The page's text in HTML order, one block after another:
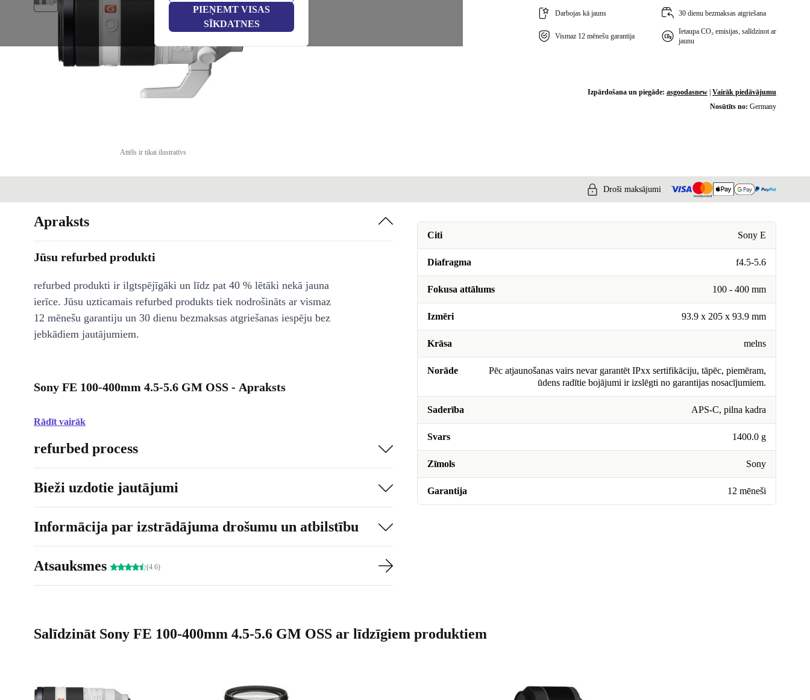
PIEŅEMT VISAS
SĪKDATNES
Attēls ir tikai ilustratīvs
Darbojas kā jauns 30 dienu bezmaksas atgriešana
Vismaz 12 mēnešu garantija
Ietaupa CO₂ emisijas, salīdzinot ar
jaunu
Izpārdošana un piegāde: asgoodasnew| Vairāk piedāvājumu
Nosūtīts no: Germany
Droši maksājumi
Citi Sony E
Diafragma f4.5-5.6
Fokusa attālums 100 - 400 mm
Izmēri 93.9 x 205 x 93.9 mm
Krāsa melns
Norāde
Pēc atjaunošanas vairs nevar garantēt IPxx sertifikāciju, tāpēc, piemēram,
ūdens radītie bojājumi ir izslēgti no garantijas nosacījumiem.
Saderība APS-C, pilna kadra
Svars 1400.0 g
Zīmols Sony
Garantija 12 mēneši
Apraksts
Jūsu refurbed produkti
refurbed produkti ir ilgtspējīgāki un līdz pat 40 % lētāki nekā jauna
ierīce. Jūsu uzticamais refurbed produkts tiek nodrošināts ar vismaz
12 mēnešu garantiju un 30 dienu bezmaksas atgriešanas iespēju bez
jebkādiem jautājumiem.
Sony FE 100-400mm 4.5-5.6 GM OSS - Apraksts
Rādīt vairāk
refurbed process
Bieži uzdotie jautājumi
Informācija par izstrādājuma drošumu un atbilstību
Atsauksmes (4.6)
Salīdzināt Sony FE 100-400mm 4.5-5.6 GM OSS ar līdzīgiem produktiem